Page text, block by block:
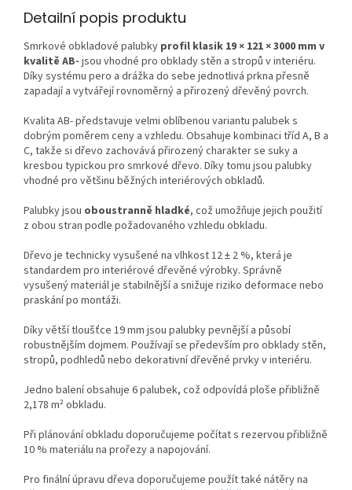
Detailní popis produktu
Smrkové obkladové palubky profil klasik 19 × 121 × 3000 mm v
kvalitě AB- jsou vhodné pro obklady stěn a stropů v interiéru.
Díky systému pero a drážka do sebe jednotlivá prkna přesně
zapadají a vytvářejí rovnoměrný a přirozený dřevěný povrch.
Kvalita AB- představuje velmi oblíbenou variantu palubek s
dobrým poměrem ceny a vzhledu. Obsahuje kombinaci tříd A, B a
C, takže si dřevo zachovává přirozený charakter se suky a
kresbou typickou pro smrkové dřevo. Díky tomu jsou palubky
vhodné pro většinu běžných interiérových obkladů.
Palubky jsou oboustranně hladké, což umožňuje jejich použití
z obou stran podle požadovaného vzhledu obkladu.
Dřevo je technicky vysušené na vlhkost 12 ± 2 %, která je
standardem pro interiérové dřevěné výrobky. Správně
vysušený materiál je stabilnější a snižuje riziko deformace nebo
praskání po montáži.
Díky větší tloušťce 19 mm jsou palubky pevnější a působí
robustnějším dojmem. Používají se především pro obklady stěn,
stropů, podhledů nebo dekorativní dřevěné prvky v interiéru.
Jedno balení obsahuje 6 palubek, což odpovídá ploše přibližně
2,178 m² obkladu.
Při plánování obkladu doporučujeme počítat s rezervou přibližně
10 % materiálu na prořezy a napojování.
Pro finální úpravu dřeva doporučujeme použít také nátěry na